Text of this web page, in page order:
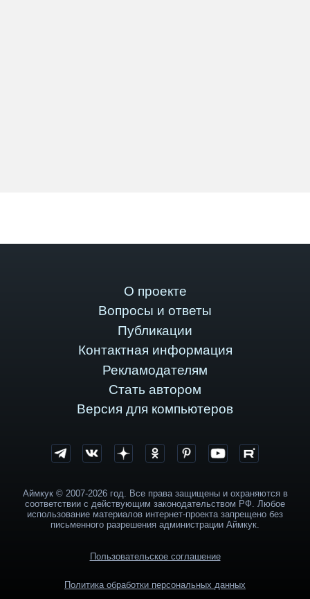
О проекте
Вопросы и ответы
Публикации
Контактная информация
Рекламодателям
Стать автором
Версия для компьютеров
Аймкук © 2007-2026 год. Все права защищены и охраняются в
соответствии с действующим законодательством РФ. Любое
использование материалов интернет-проекта запрещено без
письменного разрешения администрации Аймкук.
Пользовательское соглашение
Политика обработки персональных данных